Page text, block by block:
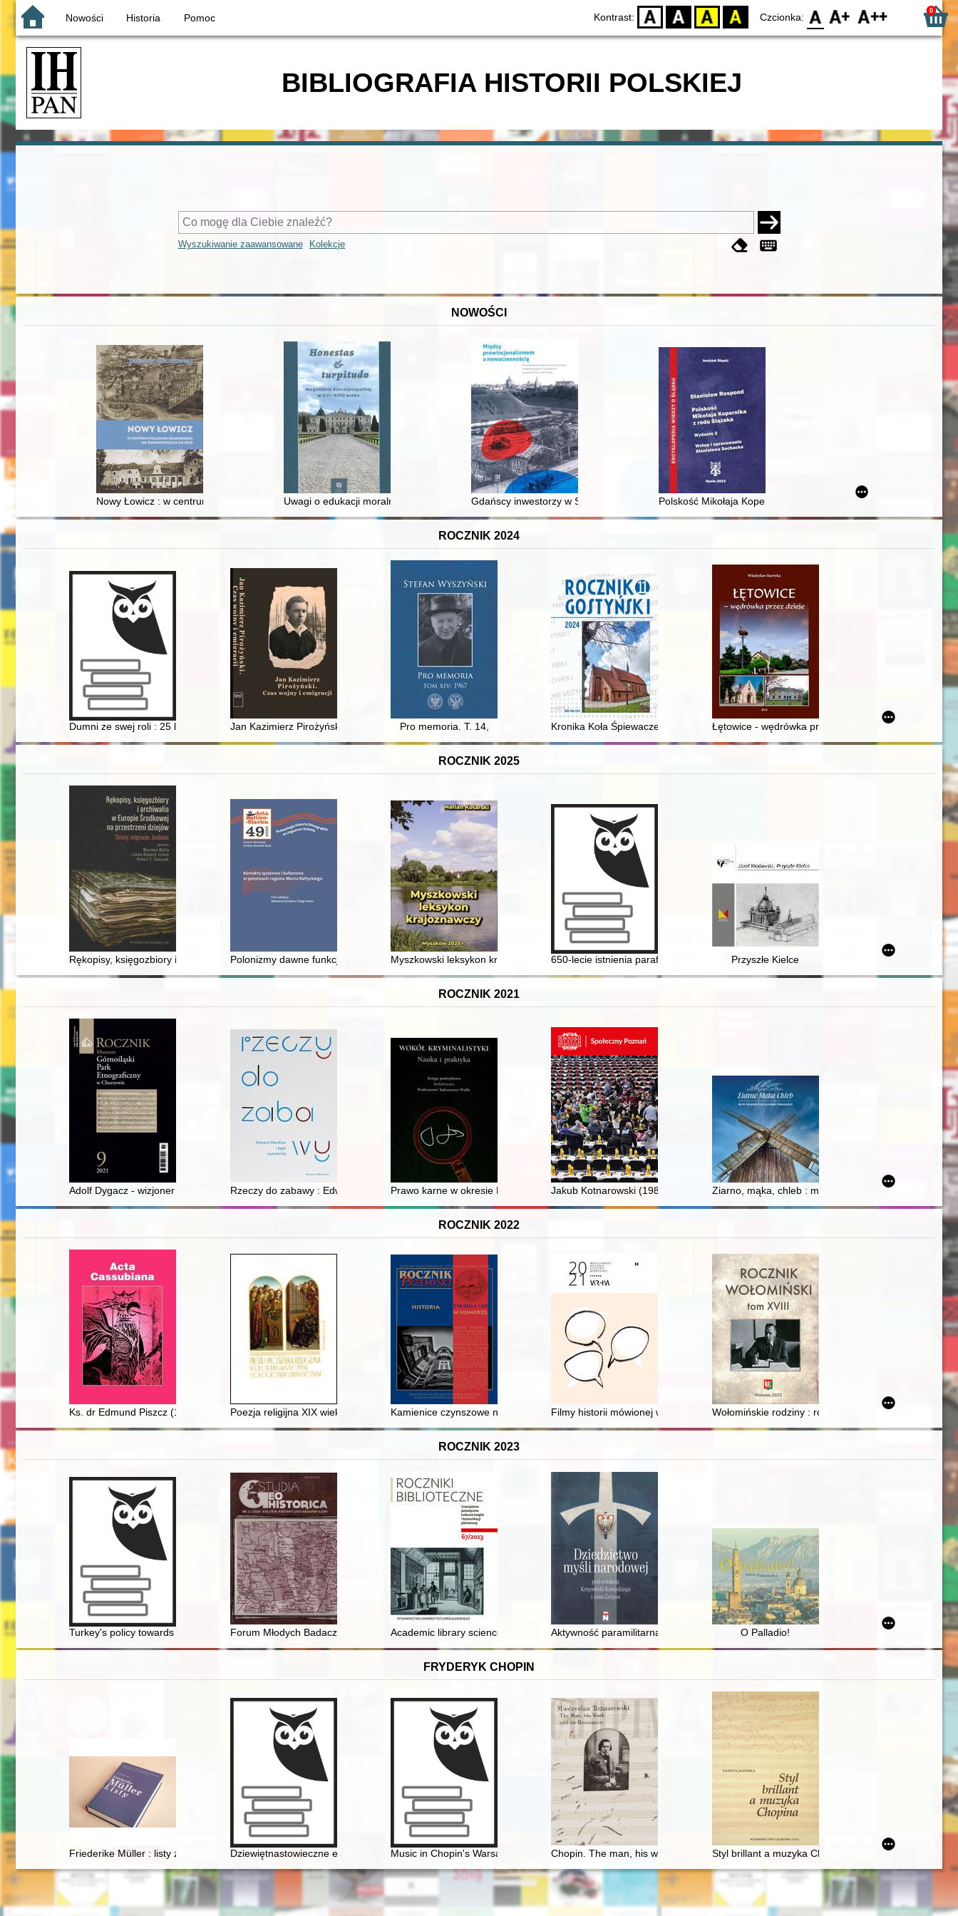
Nowości Historia Pomoc Kontrast: D BW YB BY Czcionka: F0 F1 F2 0
BIBLIOGRAFIA HISTORII POLSKIEJ
Wyszukiwanie zaawansowane Kolekcje
NOWOŚCI
Nowy Łowicz : w centrum poligonu drawskiego od średniowiecza do dziśUwagi o edukacji moralnej synów szlacheckich w XVI-wiecznej RzeczypospolitejGdańscy inwestorzy w Sopocie : prestiż finansowy i towarzyski lokalnego mieszczaństwa w 2. poł. XIX w
Polskość Mikołaja Kopernika z rodu Ślązaka
ROCZNIK 2024
Dumni ze swej roli : 25 lat Zrzeszenia Producentów Zbóż i Rzepaku "Rola" z Człuchowa
Jan Kazimierz Pirożyński : czas wojny i emigracji
Pro memoria. T. 14, Kronika Koła Śpiewaczego "Cecylia" w GostyniuŁętowice - wędrówka przez dzieje
ROCZNIK 2025
Rękopisy, księgozbiory i archiwalia w Europie Środkowej na przestrzeni dziejów : straty, migracje, badania
Polonizmy dawne funkcjonujące w rosyjskiej gwarze staroobrzędowców mieszkających w Polsce
Myszkowski leksykon krajoznawczy 650-lecie istnienia parafii : Płonka KościelnaPrzyszłe Kielce
ROCZNIK 2021
Adolf Dygacz - wizjoner i inspirator Rzeczy do zabawy : Edward Manitius i jego wytwórnia
Prawo karne w okresie PKWN Jakub Kotnarowski (1982-2021) / Jacek ZatońskiZiarno, mąka, chleb : młyny województwa kujawsko-
ROCZNIK 2022
Ks. dr Edmund Piszcz (1929-2022) : historyk i biskup chełmiński, arcybiskup i pierwszy metropolita warmiński
Poezja religijna XIX wieku w pieśni kościelnejKamienice czynszowe na ul. Franciszka Smolki w Przemyślu : zagadnienia funkcjonalno-architektoniczne zabudowy
Filmy historii mówionej w działaniach organizacji pozarządowych - problemy etyczne =
Wołomińskie rodziny : rodzina Ząbek : Cecylia
ROCZNIK 2023
Turkey's policy towards the Balkans during the Cold WarForum Młodych Badaczy Miast „«Dobro wspólne» w miastach na przestrzeni dziejów”, Gdańsk, 21 czerwca 2023 roku; Konferencja Komisji Historii Miast
Academic library science and its contribution to the development of bibliology and information science in Poland, 1945–2015
Aktywność paramilitarna obozu narodowego w dwudziestoleciu międzywojennym = The
O Palladio!
FRYDERYK CHOPIN
Friederike Müller : listy z Paryża 1839-1845 : nauczanie i otoczenie Fryderyka Chopina w świetle korespondencji jego ulubionej uczennicy
Dziewiętnastowieczne edycje dzieł Fryderyka Chopina jako aspekt historii recepcji
Music in Chopin's Warsaw Chopin. The man, his work and its resonanceStyl brillant a muzyka Chopina